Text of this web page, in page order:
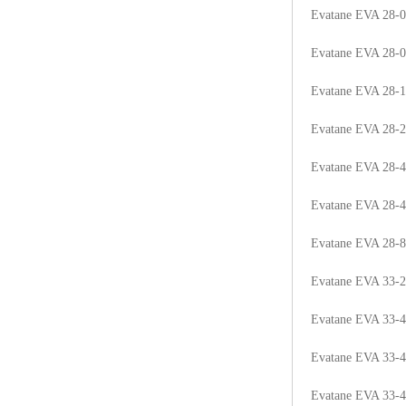
Evatane EVA 28-
Evatane EVA 28-
Evatane EVA 28-
Evatane EVA 28-
Evatane EVA 28-
Evatane EVA 28-
Evatane EVA 28-
Evatane EVA 33-
Evatane EVA 33-
Evatane EVA 33-
Evatane EVA 33-